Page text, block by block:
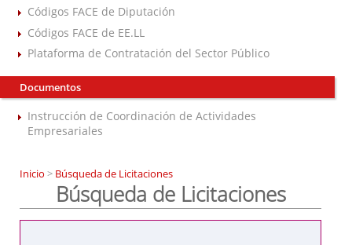
Códigos FACE de Diputación
Códigos FACE de EE.LL
Plataforma de Contratación del Sector Público
Documentos
Instrucción de Coordinación de Actividades
Empresariales
Inicio > Búsqueda de Licitaciones
Búsqueda de Licitaciones